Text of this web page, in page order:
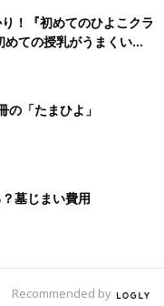
！『初めてのひよこクラ
めての授乳がうまくい
と夏のトラブル 解決テ
の「たまひよ」
墓じまい費用
Recommended by